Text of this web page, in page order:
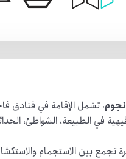
، تشمل الإقامة في فنادق
في الطبيعة، الشواطئ،
تجمع بين الاستجمام